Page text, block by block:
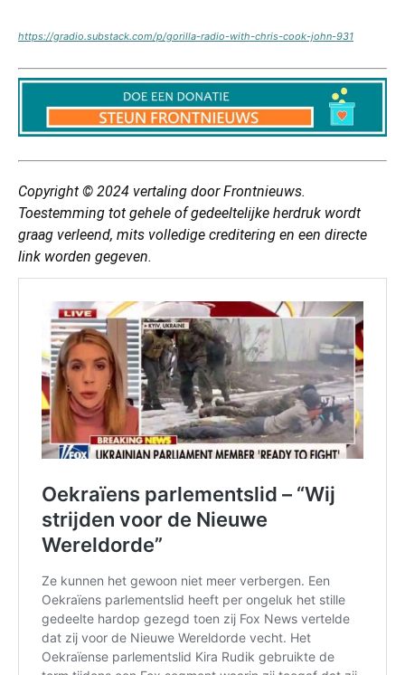
https://gradio.substack.com/p/gorilla-radio-with-chris-cook-john-931
Copyright © 2024 vertaling door Frontnieuws.
Toestemming tot gehele of gedeeltelijke herdruk wordt
graag verleend, mits volledige creditering en een directe
link worden gegeven.